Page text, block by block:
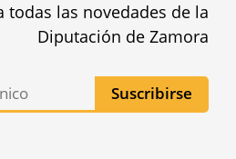
todas las novedades de la
Diputación de Zamora